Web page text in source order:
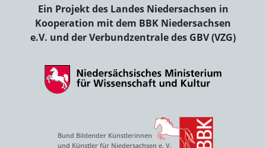
Ein Projekt des Landes Niedersachsen in
Kooperation mit dem BBK Niedersachsen
e.V. und der Verbundzentrale des GBV (VZG)
Bund Bildender Künstlerinnen
und Künstler für Niedersachsen e. V.